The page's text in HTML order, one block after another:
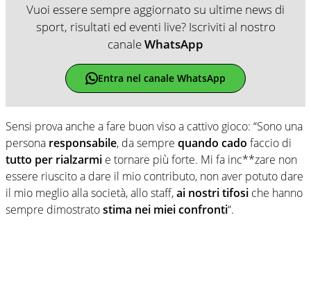
Vuoi essere sempre aggiornato su ultime news di
sport, risultati ed eventi live? Iscriviti al nostro
canaleWhatsApp
Entra nel canale WhatsApp
Sensi prova anche a fare buon viso a cattivo gioco: “Sono una
persona responsabile, da sempre quando cado faccio di
tutto per rialzarmi e tornare più forte. Mi fa inc**zare non
essere riuscito a dare il mio contributo, non aver potuto dare
il mio meglio alla società, allo staff,ai nostri tifosi che hanno
sempre dimostratostima nei miei confronti“.